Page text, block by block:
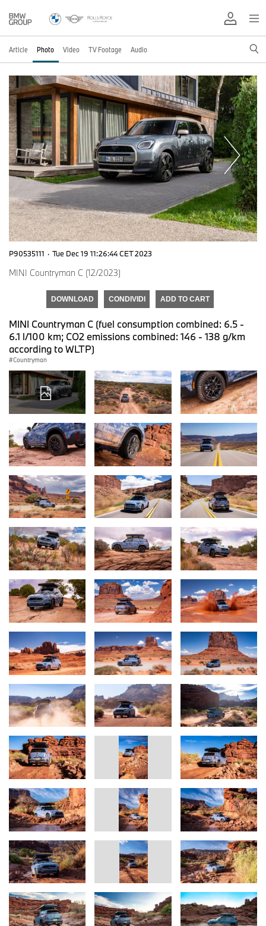
Article Photo Video TV Footage Audio
P90535111 · Tue Dec 19 11:26:44 CET 2023
MINI Countryman C (12/2023)
DOWNLOAD CONDIVIDI ADD TO CART
MINI Countryman C (fuel consumption combined: 6.5 -
6.1 l/100 km; CO2 emissions combined: 146 - 138 g/km
according to WLTP)
Countryman